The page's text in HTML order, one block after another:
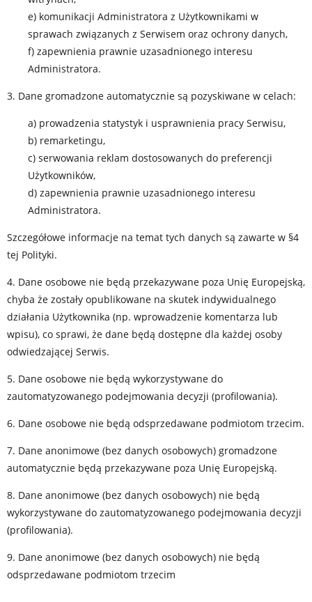
e) komunikacji Administratora z Użytkownikami w
sprawach związanych z Serwisem oraz ochrony danych,
f) zapewnienia prawnie uzasadnionego interesu
Administratora.
3. Dane gromadzone automatycznie są pozyskiwane w celach:
a) prowadzenia statystyk i usprawnienia pracy Serwisu,
b) remarketingu,
c) serwowania reklam dostosowanych do preferencji
Użytkowników,
d) zapewnienia prawnie uzasadnionego interesu
Administratora.
Szczegółowe informacje na temat tych danych są zawarte w §4
tej Polityki.
4. Dane osobowe nie będą przekazywane poza Unię Europejską,
chyba że zostały opublikowane na skutek indywidualnego
działania Użytkownika (np. wprowadzenie komentarza lub
wpisu), co sprawi, że dane będą dostępne dla każdej osoby
odwiedzającej Serwis.
5. Dane osobowe nie będą wykorzystywane do
zautomatyzowanego podejmowania decyzji (profilowania).
6. Dane osobowe nie będą odsprzedawane podmiotom trzecim.
7. Dane anonimowe (bez danych osobowych) gromadzone
automatycznie będą przekazywane poza Unię Europejską.
8. Dane anonimowe (bez danych osobowych) nie będą
wykorzystywane do zautomatyzowanego podejmowania decyzji
(profilowania).
9. Dane anonimowe (bez danych osobowych) nie będą
odsprzedawane podmiotom trzecim